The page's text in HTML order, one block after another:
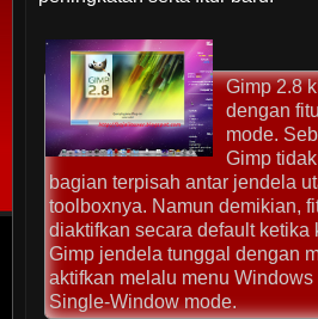
Gimp 2.8
dengan
mode.
Gimp
bagian terpisah antar jendela
toolboxnya. Namun demikian,
diaktifkan secara default ketika
Gimp jendela tunggal dengan
aktifkan melalu menu
Single-Window mode.